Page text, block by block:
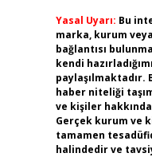
Yasal Uyarı: Bu
marka, kurum
bağlantısı
kendi
haber niteliği
ve kişiler
Gerçek kurum ve
tamamen
halindedir ve